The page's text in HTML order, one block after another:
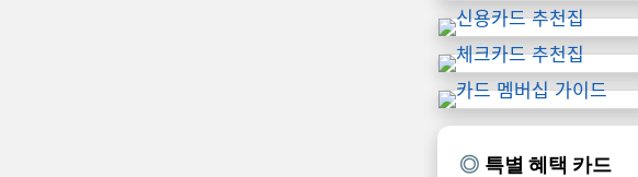
특별 혜택 카드